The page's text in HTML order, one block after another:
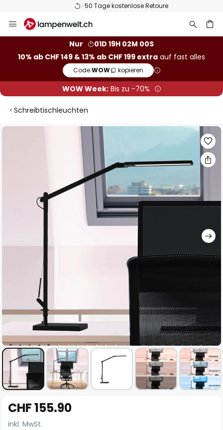
50 Tage kostenlose Retoure
Inhalt
Nur
01D 19H 01M 59S
10% ab CHF 149 & 13% ab CHF 199 extra auf fast alles
Code:WOW kopieren
WOW Week:Bis zu -70%
Schreibtischleuchten
Zum
Anfang
der
CHF 155.90
inkl. MwSt.